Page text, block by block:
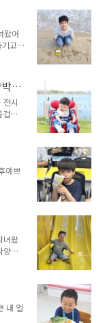
왔어
고,
는
행복
물
전시
겁게
예쁘
녀왔
양한
내 얼